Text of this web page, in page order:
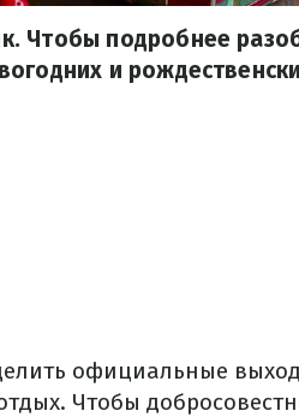
Чтобы подробнее
и
официальные
Чтобы